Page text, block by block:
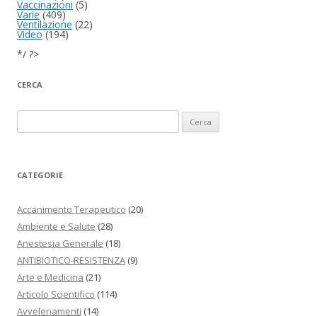
Vaccinazioni (5)
Varie (409)
Ventilazione (22)
Video (194)
*/ ?>
CERCA
CATEGORIE
Accanimento Terapeutico (20)
Ambiente e Salute (28)
Anestesia Generale (18)
ANTIBIOTICO-RESISTENZA (9)
Arte e Medicina (21)
Articolo Scientifico (114)
Avvelenamenti (14)